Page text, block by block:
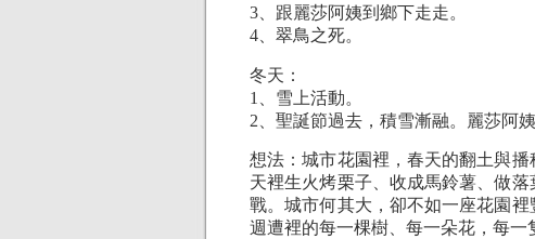
3、跟麗莎阿姨到鄉下走走。
4、翠鳥之死。
冬天：
1、雪上活動。
2、聖誕節過去，積雪漸融。麗莎阿
想法：城市花園裡，春天的翻土與
天裡生火烤栗子、收成馬鈴薯、做
戰。城市何其大，卻不如一座花園
週遭裡的每一棵樹、每一朵花，每